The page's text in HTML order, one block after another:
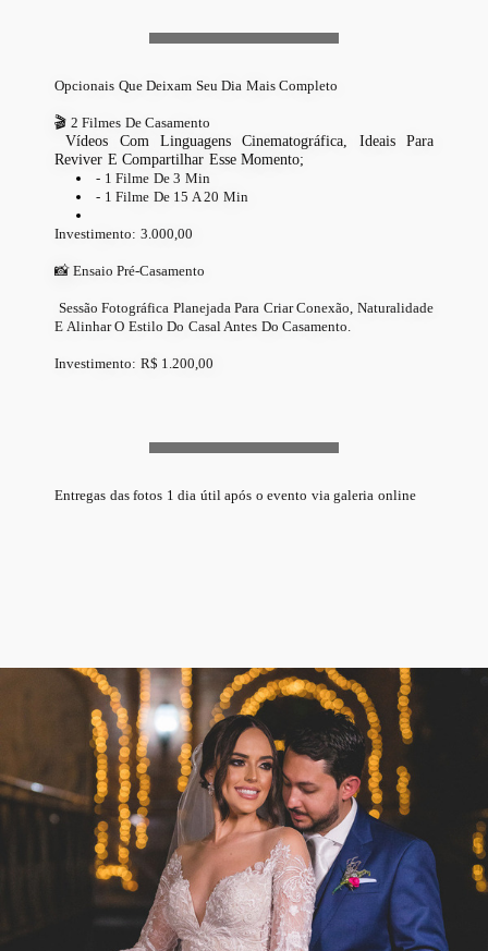
Opcionais Que Deixam Seu Dia Mais Completo
🎬 2 Filmes De Casamento
Vídeos Com Linguagens Cinematográfica, Ideais Para
Reviver E Compartilhar Esse Momento;
- 1 Filme De 3 Min
- 1 Filme De 15 A 20 Min
Investimento: 3.000,00
📸 Ensaio Pré-Casamento
Sessão Fotográfica Planejada Para Criar Conexão, Naturalidade
E Alinhar O Estilo Do Casal Antes Do Casamento.
Investimento: R$ 1.200,00
Entregas das fotos 1 dia útil após o evento via galeria online